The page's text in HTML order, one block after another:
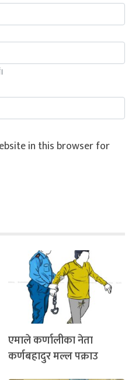
in this browser for
एमाले कर्णालीका नेता
कर्णबहादुर मल्ल पक्राउ